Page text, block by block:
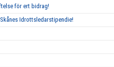
för ert bidrag!
Idrottsledarstipendie!